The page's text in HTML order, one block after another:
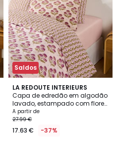
Saldos
LA REDOUTE INTERIEURS
Capa de edredão em algodão
lavado, estampado com flores,
ANTES
A partir de
27.99 €
17.63 € -37%
5
/
5